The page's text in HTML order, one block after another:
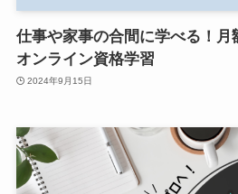
仕事や家事の合間に学べる！月
オンライン資格学習
2024年9月15日